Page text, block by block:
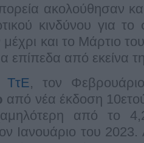
ακολούθησαν
κινδύνου για
και το Μάρτιο
επίπεδα από εκείνα
ΤτΕ, τον
από νέα έκδοση
από το
Ιανουάριο του 2023.